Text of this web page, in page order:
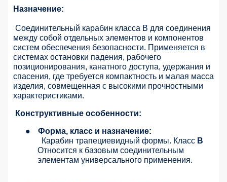
Назначение:
Соединительный карабин класса B для соединения
между собой отдельных элементов и компонентов
систем обеспечения безопасности. Применяется в
системах остановки падения, рабочего
позиционирования, канатного доступа, удержания и
спасения, где требуется компактность и малая масса
изделия, совмещенная с высокими прочностными
характеристиками.
Конструктивные особенности:
●
Форма, класс и назначение:
Карабин трапециевидный формы. Класс B
Относится к базовым соединительным
элементам универсального применения.